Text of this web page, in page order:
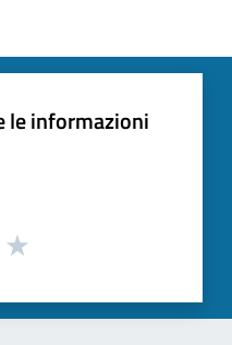
le informazioni